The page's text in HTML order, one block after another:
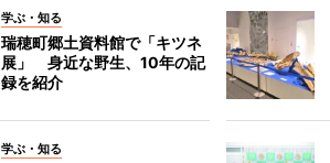
学ぶ・知る
瑞穂町郷土資料館で「キツネ
展」 身近な野生、10年の記
録を紹介
学ぶ・知る